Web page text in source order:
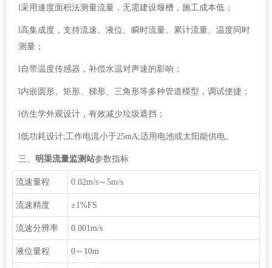
l采用速度面积法测量流量，无需建设堰槽，施工成本低；
l高集成度，支持流速、液位、瞬时流量、累计流量、温度同时
测量；
l自带温度传感器，补偿水温对声速的影响；
l内嵌圆形、矩形、梯形、三角形等多种管道模型，调试便捷；
l仿生学外观设计，有效减少垃圾遮挡；
l低功耗设计;工作电流小于25mA;适用电池或太阳能供电。
三、 明渠流量监测站参数指标
流速量程 0.02m/s～5m/s
流速精度 ±1%FS
流速分辨率 0.001m/s
液位量程 0～10m